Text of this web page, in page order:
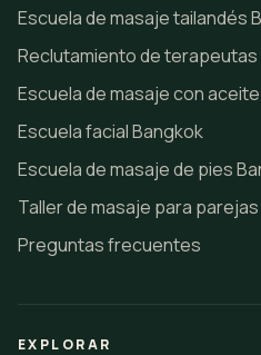
Escuela de masaje tailandés
Reclutamiento de
Escuela de masaje con
Escuela facial Bangkok
Escuela de masaje de pies
Taller de masaje para parejas
Preguntas frecuentes
EXPLORAR